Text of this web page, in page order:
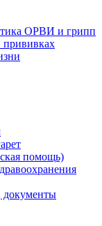
ОРВИ и грипп
прививках
помощь)
документы